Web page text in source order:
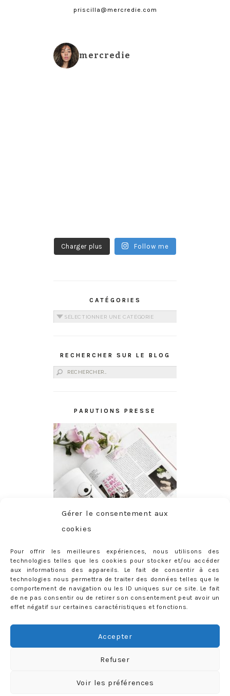
Gérer le consentement aux
cookies
Pour offrir les meilleures expériences, nous utilisons des
technologies telles que les cookies pour stocker et/ou accéder
aux informations des appareils. Le fait de consentir à ces
technologies nous permettra de traiter des données telles que le
comportement de navigation ou les ID uniques sur ce site. Le fait
de ne pas consentir ou de retirer son consentement peut avoir un
effet négatif sur certaines caractéristiques et fonctions.
Accepter
Refuser
Voir les préférences
priscilla@mercredie.com
mercredie
Charger plus Follow me
CATÉGORIES
Catégories
RECHERCHER SUR LE BLOG
Rechercher :
PARUTIONS PRESSE
ABONNEMENT
Adresse
Rejoignez les 398 autres abonnés